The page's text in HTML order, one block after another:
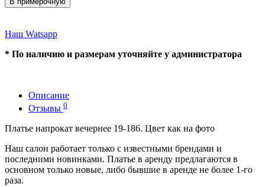
Наш Watsapp
* По наличию и размерам уточняйте у администратора
Описание
Отзывы 0
Платье напрокат вечернее 19-186. Цвет как на фото
Наш салон работает только с известными брендами и
последними новинками. Платье в аренду предлагаются в
основном только новые, либо бывшие в аренде не более 1-го
раза.